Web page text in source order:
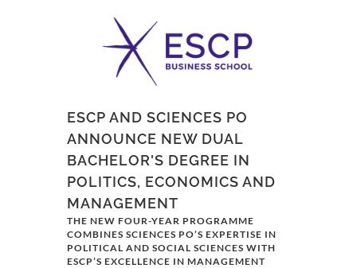
ESCP AND SCIENCES PO
ANNOUNCE NEW DUAL
BACHELOR'S DEGREE IN
POLITICS, ECONOMICS AND
MANAGEMENT
THE NEW FOUR-YEAR PROGRAMME
COMBINES SCIENCES PO’S EXPERTISE IN
POLITICAL AND SOCIAL SCIENCES WITH
ESCP’S EXCELLENCE IN MANAGEMENT